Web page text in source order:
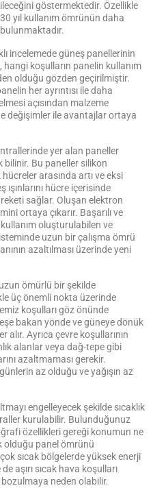
göstermektedir. Özellikle
yıl kullanım ömrünün daha
incelemede güneş panellerinin
koşulların panelin kullanım
olduğu gözden geçirilmiştir.
her ayrıntısı ile daha
açısından malzeme
değişimler ile avantajlar ortaya
yer alan paneller
Bu paneller silikon
arasında artı ve eksi
hücre içerisinde
sağlar. Oluşan elektron
ortaya çıkarır. Başarılı ve
oluşturulabilen ve
uzun bir çalışma ömrü
azaltılması üzerinde yeni
ömürlü bir şekilde
üç önemli nokta üzerinde
koşulları göz önünde
bakan yönde ve güneye dönük
alır. Ayrıca çevre koşullarının
alanlar veya dağ-tepe gibi
azaltmaması gerekir.
az olduğu ve yağışın az
engelleyecek şekilde sıcaklık
kurulabilir. Bulunduğunuz
özellikleri gereği konumun ne
olduğu panel ömrünü
sıcak bölgelerde yüksek enerji
aşırı sıcak hava koşulları
bozulmaya neden olabilir.